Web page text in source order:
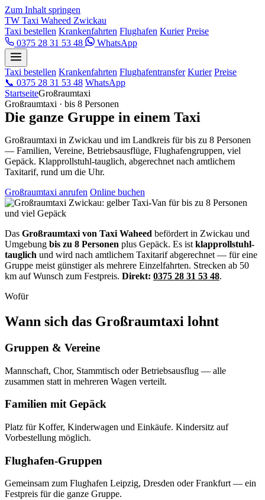
Zum Inhalt springen
TW Taxi Waheed Zwickau
Taxi bestellen Krankenfahrten Flughafen Kurier Preise
0375 28 31 53 48
WhatsApp
Taxi bestellen Krankenfahrten Flughafentransfer Kurier Preise
📞 0375 28 31 53 48 WhatsApp
StartseiteGroßraumtaxi
Großraumtaxi · bis 8 Personen
Die ganze Gruppe in einem Taxi
Großraumtaxi in Zwickau und im Landkreis für bis zu 8 Personen
— Familien, Vereine, Betriebsausflüge, Flughafengruppen, viel
Gepäck. Klapprollstuhl-tauglich, abgerechnet nach amtlichem
Taxitarif, rund um die Uhr.
Großraumtaxi anrufen Online buchen
Das Großraumtaxi von Taxi Waheed befördert in Zwickau und
Umgebung bis zu 8 Personen plus Gepäck. Es ist klapprollstuhl-
tauglich und wird nach amtlichem Taxitarif abgerechnet — für eine
Gruppe meist günstiger als mehrere Einzelfahrten. Strecken ab 50
km auf Wunsch zum Festpreis. Direkt: 0375 28 31 53 48.
Wofür
Wann sich das Großraumtaxi lohnt
Gruppen & Vereine
Mannschaft, Chor, Stammtisch oder Betriebsausflug — alle
zusammen statt in mehreren Wagen verteilt.
Familien mit Gepäck
Platz für Koffer, Kinderwagen und Einkäufe. Kindersitz auf
Vorbestellung möglich.
Flughafen-Gruppen
Gemeinsam zum Flughafen Leipzig, Dresden oder Frankfurt — ein
Festpreis für die ganze Gruppe.